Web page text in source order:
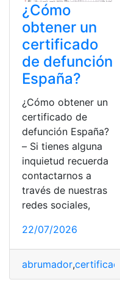
¿Cómo
obtener un
certificado
de defunción
España?
¿Cómo obtener un
certificado de
defunción España?
– Si tienes alguna
inquietud recuerda
contactarnos a
través de nuestras
redes sociales,
22/07/2026
abrumador,certificado